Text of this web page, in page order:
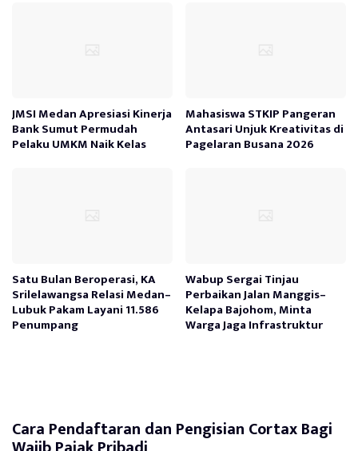
JMSI Medan Apresiasi Kinerja
Bank Sumut Permudah
Pelaku UMKM Naik Kelas
Mahasiswa STKIP Pangeran
Antasari Unjuk Kreativitas di
Pagelaran Busana 2026
Satu Bulan Beroperasi, KA
Srilelawangsa Relasi Medan–
Lubuk Pakam Layani 11.586
Penumpang
Wabup Sergai Tinjau
Perbaikan Jalan Manggis–
Kelapa Bajohom, Minta
Warga Jaga Infrastruktur
Cara Pendaftaran dan Pengisian Cortax Bagi